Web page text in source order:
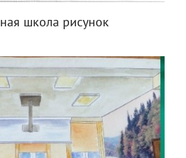
школа рисунок